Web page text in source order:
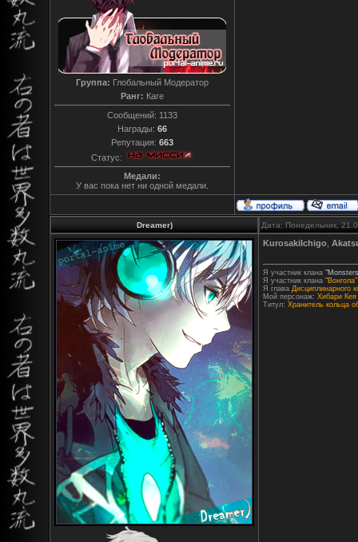
Группа: Глобальный Модератор
Ранг: Каге
Сообщений: 1133
Награды: 66
Репутация: 663
Статус:
Медали:
У вас пока нет ни одной медали.
Dreamer) Дата: Понедельник,
KurosakiIchigo
Я участник клана
Я участник клана "Вонгола"
Я глава Дисциплинарного
Мой персонаж: Хибари Кея
Титул: Хранитель кольца